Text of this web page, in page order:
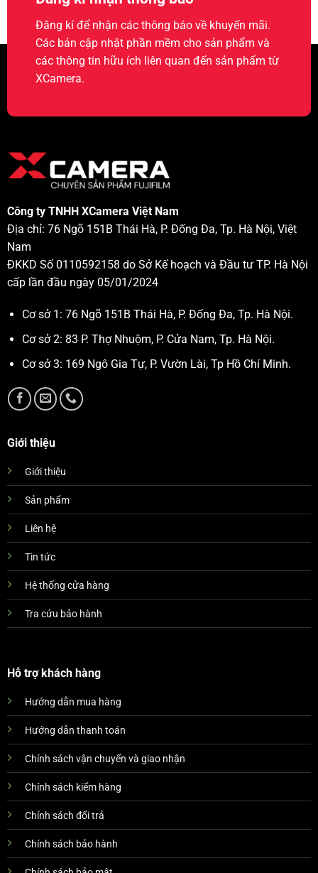
Đăng kí để nhận các thông báo về khuyến mãi.
Các bản cập nhật phần mềm cho sản phẩm và
các thông tin hữu ích liên quan đến sản phẩm từ
XCamera.
Công ty TNHH XCamera Việt Nam
Địa chỉ: 76 Ngõ 151B Thái Hà, P. Đống Đa, Tp. Hà Nội, Việt
Nam
ĐKKD Số 0110592158 do Sở Kế hoạch và Đầu tư TP. Hà Nội
cấp lần đầu ngày 05/01/2024
Cơ sở 1: 76 Ngõ 151B Thái Hà, P. Đống Đa, Tp. Hà Nội.
Cơ sở 2: 83 P. Thợ Nhuộm, P. Cửa Nam, Tp. Hà Nội.
Cơ sở 3: 169 Ngô Gia Tự, P. Vườn Lài, Tp Hồ Chí Minh.
Giới thiệu
Giới thiệu
Sản phẩm
Liên hệ
Tin tức
Hệ thống cửa hàng
Tra cứu bảo hành
Hỗ trợ khách hàng
Hướng dẫn mua hàng
Hướng dẫn thanh toán
Chính sách vận chuyển và giao nhận
Chính sách kiểm hàng
Chính sách đổi trả
Chính sách bảo hành